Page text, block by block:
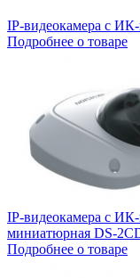
IP-видеокамера с
Подробнее о товаре
IP-видеокамера с ИК-
миниатюрная DS-
Подробнее о товаре